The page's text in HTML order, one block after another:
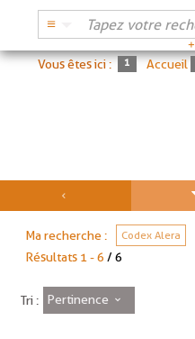
Vous êtes ici : Accueil
Ma recherche : Codex Alera
Résultats 1 -6 / 6
Tri : Pertinence